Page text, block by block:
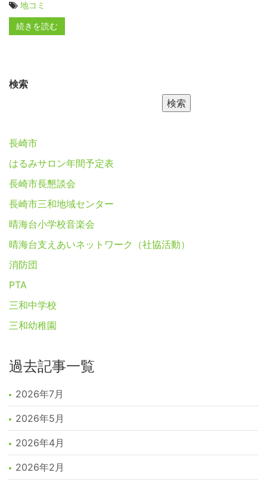
地コミ
続きを読む
検索
検索
長崎市
はるみサロン年間予定表
長崎市長懇談会
長崎市三和地域センター
晴海台小学校音楽会
晴海台支えあいネットワーク（社協活動）
消防団
PTA
三和中学校
三和幼稚園
過去記事一覧
2026年7月
2026年5月
2026年4月
2026年2月